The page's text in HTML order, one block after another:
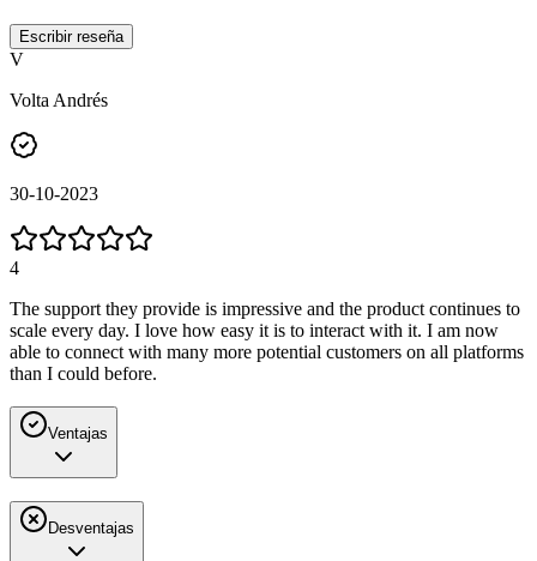
Escribir reseña
V
Volta Andrés
30-10-2023
4
The support they provide is impressive and the product continues to
scale every day. I love how easy it is to interact with it. I am now
able to connect with many more potential customers on all platforms
than I could before.
Ventajas
Desventajas